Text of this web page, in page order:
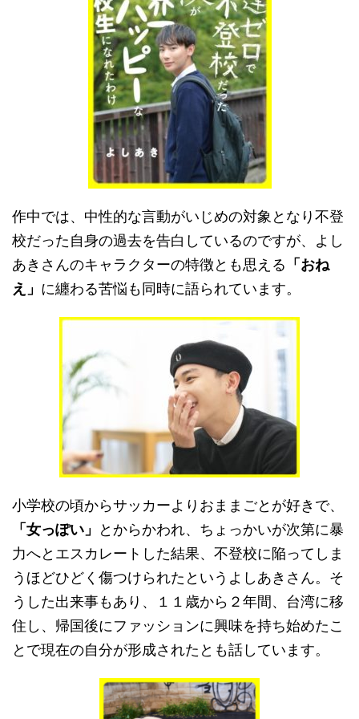
作中では、中性的な言動がいじめの対象となり不登
校だった自身の過去を告白しているのですが、よし
あきさんのキャラクターの特徴とも思える 「おね
え」 に纏わる苦悩も同時に語られています。
小学校の頃からサッカーよりおままごとが好きで、
「女っぽい」
とからかわれ、ちょっかいが次第に暴
力へとエスカレートした結果、不登校に陥ってしま
うほどひどく傷つけられたというよしあきさん。そ
うした出来事もあり、１１歳から２年間、台湾に移
住し、帰国後にファッションに興味を持ち始めたこ
とで現在の自分が形成されたとも話しています。